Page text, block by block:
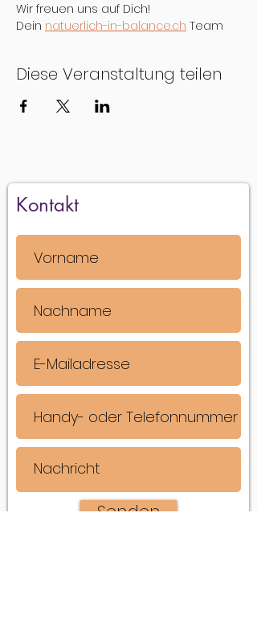
Wir freuen uns auf Dich!
Dein natuerlich-in-balance.ch Team
Diese Veranstaltung teilen
Kontakt
Senden